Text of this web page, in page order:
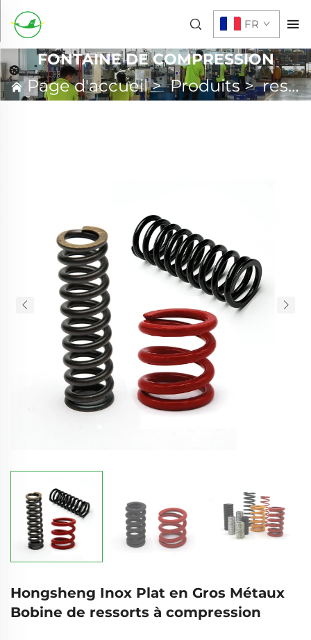
FR
FONTAINE DE COMPRESSION
Page d'accueil>Produits>ressort personnalisé
Hongsheng Inox Plat en Gros Métaux
Bobine de ressorts à compression